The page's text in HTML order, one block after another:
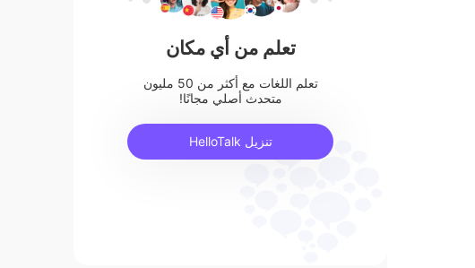
تعلم من أي مكان
تعلم اللغات مع أكثر من 50 مليون
متحدث أصلي مجانًا!
تنزيل HelloTalk